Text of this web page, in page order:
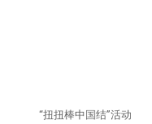
“扭扭棒中国结”活动